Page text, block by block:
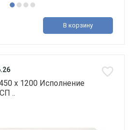
В корзину
х 1200 Исполнение
..